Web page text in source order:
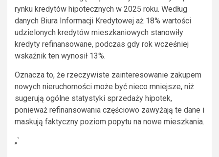
rynku kredytów hipotecznych w 2025 roku. Według
danych Biura Informacji Kredytowej aż 18% wartości
udzielonych kredytów mieszkaniowych stanowiły
kredyty refinansowane, podczas gdy rok wcześniej
wskaźnik ten wynosił 13%.
Oznacza to, że rzeczywiste zainteresowanie zakupem
nowych nieruchomości może być nieco mniejsze, niż
sugerują ogólne statystyki sprzedaży hipotek,
ponieważ refinansowania częściowo zawyżają te dane i
maskują faktyczny poziom popytu na nowe mieszkania.
„`